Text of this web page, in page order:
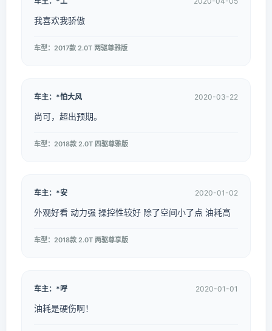
我喜欢我骄傲
车型：2017款 2.0T 两驱尊雅版
车主：*怕大风 2020-03-22
尚可，超出预期。
车型：2018款 2.0T 四驱尊雅版
车主：*安 2020-01-02
外观好看 动力强 操控性较好 除了空间小了点 油耗高
车型：2018款 2.0T 两驱尊享版
车主：*呼 2020-01-01
油耗是硬伤啊！